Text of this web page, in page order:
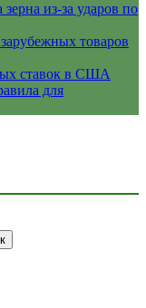
из-за ударов по
товаров
ставок в США
для